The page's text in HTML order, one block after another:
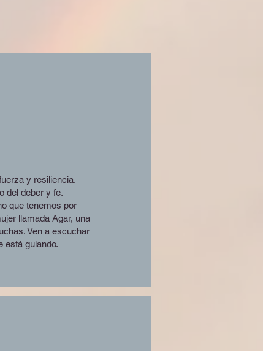
y ​​resiliencia.
del deber y fe.
que tenemos por
llamada Agar, una
Ven a escuchar
está guiando.